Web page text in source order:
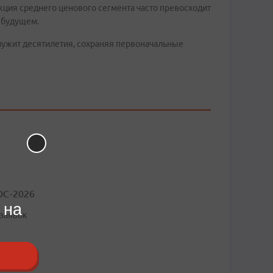
среднего ценового сегмента часто превосходит
будущем.
десятилетия, сохраняя первоначальные
2026